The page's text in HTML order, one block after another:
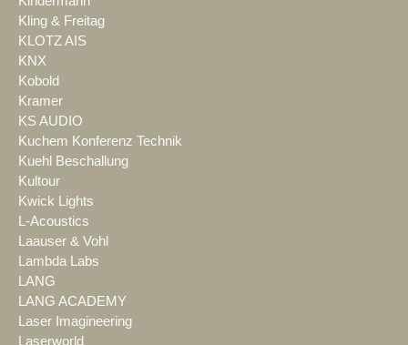
Kling & Freitag
KLOTZ AIS
KNX
Kobold
Kramer
KS AUDIO
Kuchem Konferenz Technik
Kuehl Beschallung
Kultour
Kwick Lights
L-Acoustics
Laauser & Vohl
Lambda Labs
LANG
LANG ACADEMY
Laser Imagineering
Laserworld